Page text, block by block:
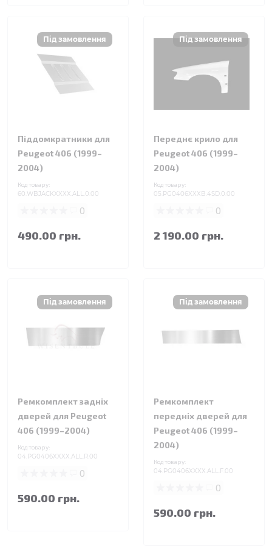
Піддомкратники для
Peugeot 406 (1999–
2004)
Код товару:
60.WBJACKXXXX.ALL.0.00
0
490.00 грн.
Переднє крило для
Peugeot 406 (1999–
2004)
Код товару:
05.PG0406XXXB.4SD.0.00
0
2 190.00 грн.
Ремкомплект задніх
дверей для Peugeot
406 (1999–2004)
Код товару:
04.PG0406XXXX.ALL.R.00
0
590.00 грн.
Ремкомплект
передніх дверей для
Peugeot 406 (1999–
2004)
Код товару:
04.PG0406XXXX.ALL.F.00
0
590.00 грн.